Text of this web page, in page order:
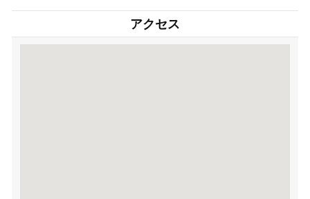
アクセス